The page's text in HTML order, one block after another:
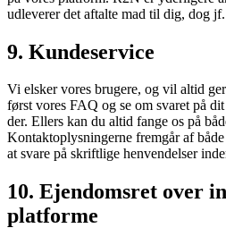
udleverer det aftalte mad til dig, dog
9. Kundeservice
Vi elsker vores brugere, og vil altid
først vores FAQ og se om svaret på
der. Ellers kan du altid fange os på
Kontaktoplysningerne fremgår af
at svare på skriftlige henvendelser
10. Ejendomsret over
platforme